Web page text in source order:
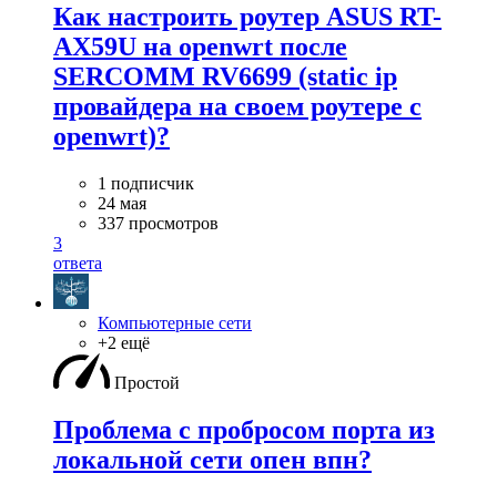
Как настроить роутер ASUS RT-
AX59U на openwrt после
SERCOMM RV6699 (static ip
провайдера на своем роутере с
openwrt)?
1 подписчик
24 мая
337 просмотров
3
ответа
Компьютерные сети
+2 ещё
Простой
Проблема с пробросом порта из
локальной сети опен впн?